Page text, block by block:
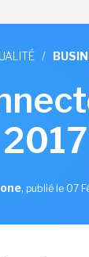
/
, publié le 07